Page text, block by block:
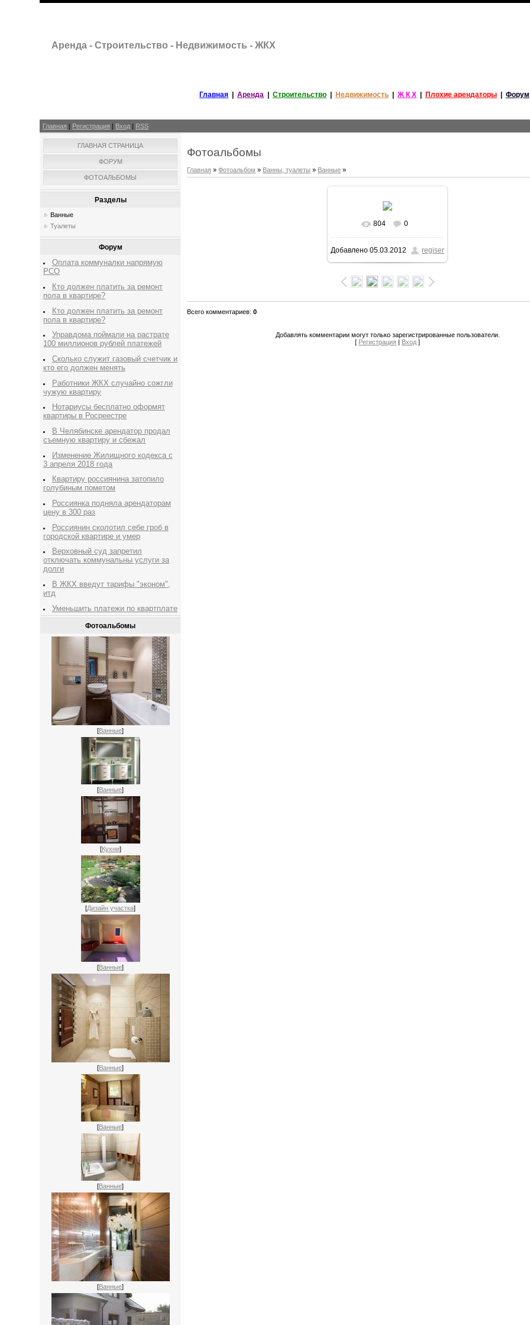
Аренда - Строительство - Недвижимость - ЖКХ
Главная Аренда Строительство Недвижимость Ж К Х Плохие арендаторы Форум
Главная Регистрация Вход RSS
ГЛАВНАЯ СТРАНИЦА
ФОРУМ
ФОТОАЛЬБОМЫ
Разделы
Ванные
Туалеты
Форум
Оплата коммуналки напрямую
РСО
Кто должен платить за ремонт
пола в квартире?
Кто должен платить за ремонт
пола в квартире?
Управдома поймали на растрате
100 миллионов рублей платежей
Сколько служит газовый счетчик и
кто его должен менять
Работники ЖКХ случайно сожгли
чужую квартиру
Нотариусы бесплатно оформят
квартиры в Росреестре
В Челябинске арендатор продал
съемную квартиру и сбежал
Изменение Жилищного кодекса с
3 апреля 2018 года
Квартиру россиянина затопило
голубиным пометом
Россиянка подняла арендаторам
цену в 300 раз
Россиянин сколотил себе гроб в
городской квартире и умер
Верховный суд запретил
отключать коммунальны услуги за
долги
В ЖКХ введут тарифы "эконом",
итд
Уменьшить платежи по квартплате
Фотоальбомы
[Ванные]
[Ванные]
[Кухни]
[Дизайн участка]
[Ванные]
[Ванные]
[Ванные]
[Ванные]
[Ванные]
Фотоальбомы
Главная »Фотоальбом » Ванны, туалеты » Ванные »
В реальном размере
550x417/ 38.4Kb
804 0
Добавлено 05.03.2012 regiser
Всего комментариев:0
Добавлять комментарии могут только зарегистрированные пользователи.
[ Регистрация | Вход ]